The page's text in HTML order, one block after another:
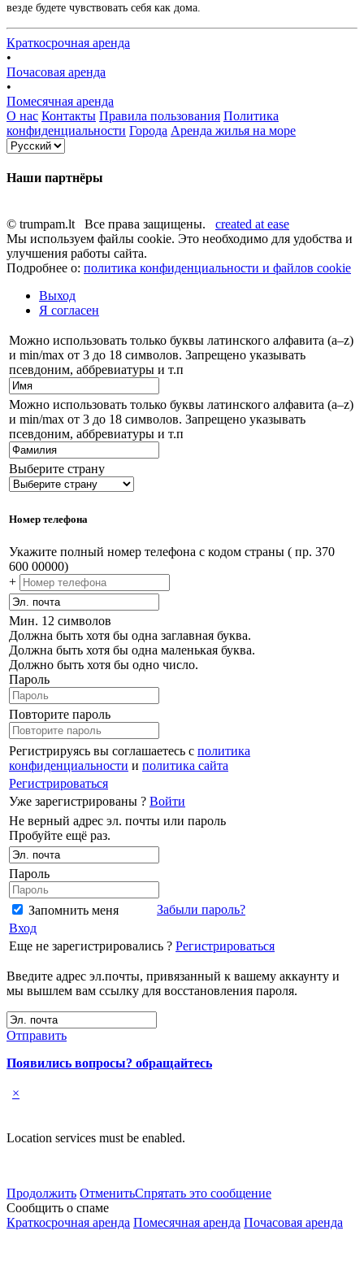
везде будете чувствовать себя как дома.
Краткосрочная аренда
•
Почасовая аренда
•
Помесячная аренда
О нас Контакты Правила пользования Политика
конфиденциальности Города Аренда жилья на море
Наши партнёры
© trumpam.lt Все права защищены. created at ease
Мы используем файлы cookie. Это необходимо для удобства и
улучшения работы сайта.
Подробнее о: политика конфиденциальности и файлов cookie
Выход
Я согласен
Можно использовать только буквы латинского алфавита (a–z)
и min/max от 3 до 18 символов. Запрещено указывать
псевдоним, аббревиатуры и т.п
Можно использовать только буквы латинского алфавита (a–z)
и min/max от 3 до 18 символов. Запрещено указывать
псевдоним, аббревиатуры и т.п
Выберите страну
Номер телефона
Укажите полный номер телефона с кодом страны ( пр. 370
600 00000)
+
Мин. 12 символов
Должна быть хотя бы одна заглавная буква.
Должна быть хотя бы одна маленькая буква.
Должно быть хотя бы одно число.
Пароль
Повторите пароль
Регистрируясь вы соглашаетесь с политика
конфиденциальности и политика сайта
Регистрироваться
Уже зарегистрированы ? Войти
Не верный адрес эл. почты или пароль
Пробуйте ещё раз.
Пароль
Запомнить меня
Забыли пароль?
Вход
Еще не зарегистрировались ? Регистрироваться
Введите адрес эл.почты, привязанный к вашему аккаунту и
мы вышлем вам ссылку для восстановления пароля.
Отправить
Появились вопросы? обращайтесь
×
Location services must be enabled.
Продолжить ОтменитьСпрятать это сообщение
Сообщить о спаме
Краткосрочная аренда Помесячная аренда Почасовая аренда